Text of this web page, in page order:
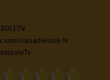
casadelsole.tv